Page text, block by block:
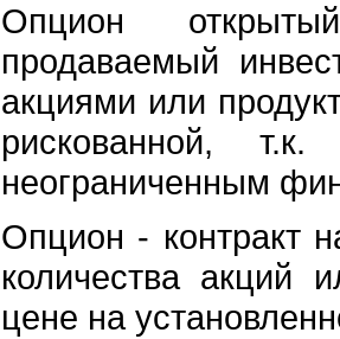
Опцион
продаваемый
акциями или
рискованной,
неограниченным
Опцион - контракт
количества акций
цене на